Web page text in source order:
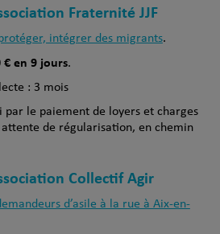
Fraternité JJF
intégrer des migrants.
€ en 9 jours.
: 3 mois
par le paiement de loyers et charges
de régularisation, en chemin
Collectif Agir
d’asile à la rue à Aix-en-